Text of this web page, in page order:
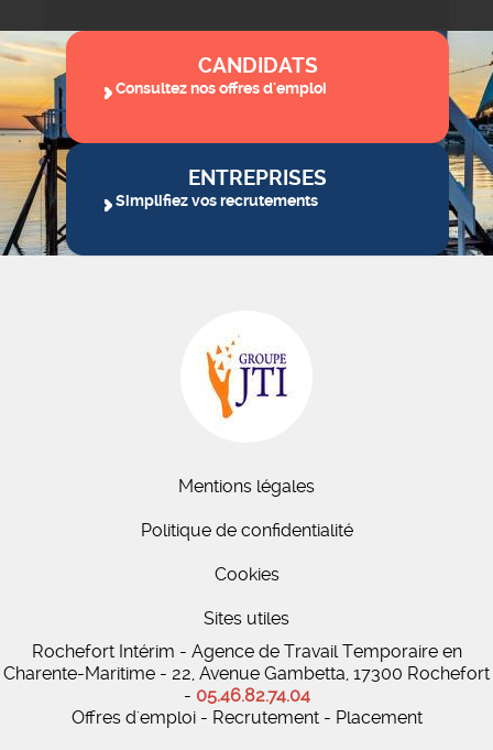
CANDIDATS
Consultez nos offres d'emploi
ENTREPRISES
Simplifiez vos recrutements
Mentions légales
Politique de confidentialité
Cookies
Sites utiles
Rochefort Intérim - Agence de Travail Temporaire en
Charente-Maritime - 22, Avenue Gambetta, 17300 Rochefort
- 05.46.82.74.04
Offres d'emploi - Recrutement - Placement